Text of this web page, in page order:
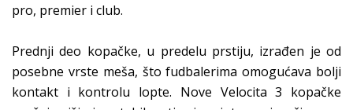
pro, premier i club.
Prednji deo kopačke, u predelu prstiju, izrađen je od
posebne vrste meša, što fudbalerima omogućava bolji
kontakt i kontrolu lopte. Nove Velocita 3 kopačke